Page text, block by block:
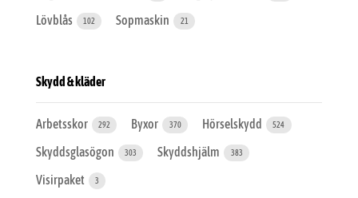
Lövblås 102 Sopmaskin 21
Skydd & kläder
Arbetsskor 292 Byxor 370 Hörselskydd 524
Skyddsglasögon 303 Skyddshjälm 383
Visirpaket 3